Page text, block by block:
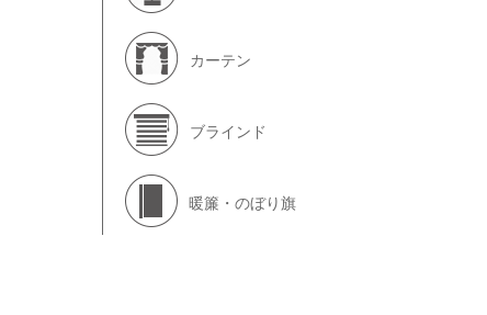
カーテン
ブラインド
暖簾・のぼり旗